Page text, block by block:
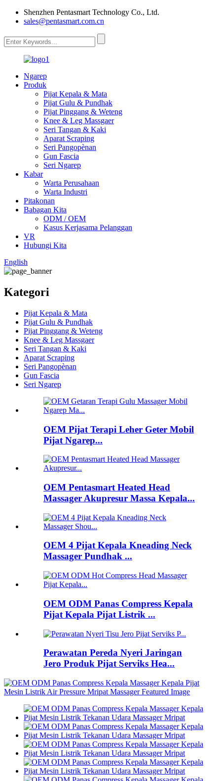
Shenzhen Pentasmart Technology Co., Ltd.
sales@pentasmart.com.cn
Ngarep
Produk
Pijat Kepala & Mata
Pijat Gulu & Pundhak
Pijat Pinggang & Weteng
Knee & Leg Massgaer
Seri Tangan & Kaki
Aparat Scraping
Seri Pangopènan
Gun Fascia
Seri Ngarep
Kabar
Warta Perusahaan
Warta Industri
Pitakonan
Babagan Kita
ODM / OEM
Kasus Kerjasama Pelanggan
VR
Hubungi Kita
English
Kategori
Pijat Kepala & Mata
Pijat Gulu & Pundhak
Pijat Pinggang & Weteng
Knee & Leg Massgaer
Seri Tangan & Kaki
Aparat Scraping
Seri Pangopènan
Gun Fascia
Seri Ngarep
OEM Pijat Terapi Leher Geter Mobil
Pijat Ngarep...
OEM Pentasmart Heated Head
Massager Akupresur Massa Kepala...
OEM 4 Pijat Kepala Kneading Neck
Massager Pundhak ...
OEM ODM Panas Compress Kepala
Pijat Kepala Pijat Listrik ...
Perawatan Pereda Nyeri Jaringan
Jero Produk Pijat Serviks Hea...